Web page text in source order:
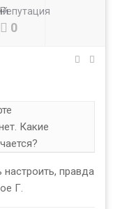
Репутация
0
Какие
правда
Г.